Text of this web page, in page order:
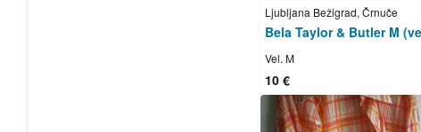
Ljubljana Bežigrad, Črnuče
Vel. M
10 €